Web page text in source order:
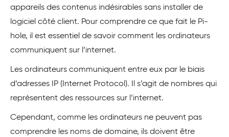
appareils des contenus indésirables sans installer de
logiciel côté client. Pour comprendre ce que fait le Pi-
hole, il est essentiel de savoir comment les ordinateurs
communiquent sur l’internet.
Les ordinateurs communiquent entre eux par le biais
d’adresses IP (Internet Protocol). Il s’agit de nombres qui
représentent des ressources sur l’internet.
Cependant, comme les ordinateurs ne peuvent pas
comprendre les noms de domaine, ils doivent être